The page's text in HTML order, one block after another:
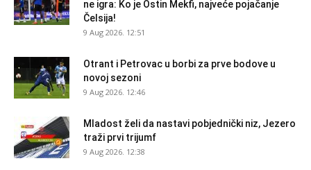
ne igra: Ko je Ostin Mekfi, najveće pojačanje
Čelsija!
9 Aug 2026. 12:51
Otrant i Petrovac u borbi za prve bodove u
novoj sezoni
9 Aug 2026. 12:46
Mladost želi da nastavi pobjednički niz, Jezero
traži prvi trijumf
9 Aug 2026. 12:38